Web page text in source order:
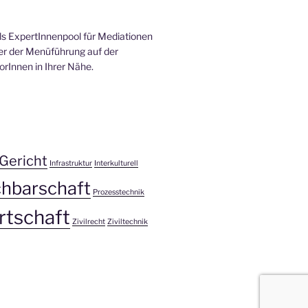
ExpertInnenpool für Mediationen
der Menüführung auf der
in Ihrer Nähe.
Gericht Infrastruktur Interkulturell
Prozesstechnik
Zivilrecht Ziviltechnik